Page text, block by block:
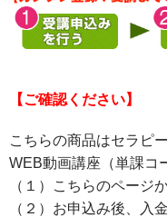
【ご確認ください】
こちらの商品はセラピ
WEB動画講座（単課コ
（１）こちらのページ
（２）お申込み後、入